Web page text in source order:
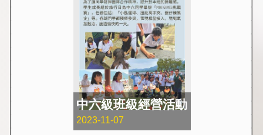
中六級班級經營活動
2023-11-07